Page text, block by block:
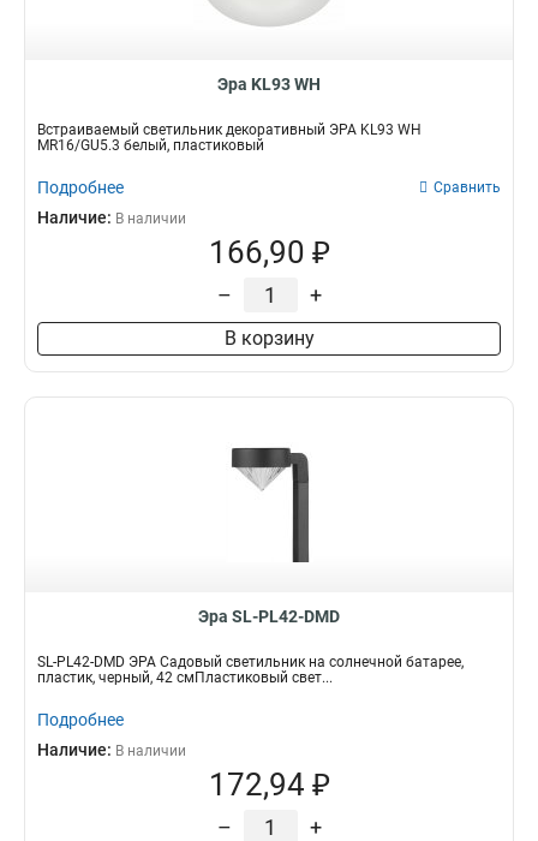
Эра KL93 WH
Встраиваемый светильник декоративный ЭРА KL93 WH
MR16/GU5.3 белый, пластиковый
Подробнее Сравнить
Наличие: В наличии
166,90 ₽
– +
В корзину
Эра SL-PL42-DMD
SL-PL42-DMD ЭРА Садовый светильник на солнечной батарее,
пластик, черный, 42 смПластиковый свет...
Подробнее
Наличие: В наличии
172,94 ₽
– +